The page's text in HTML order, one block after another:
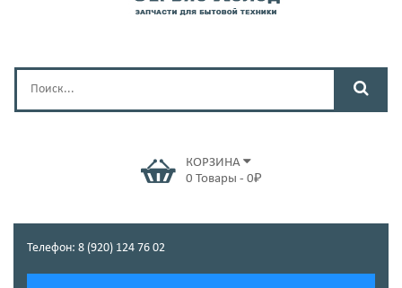
КОРЗИНА
0 Товары - 0₽
Телефон: 8 (920) 124 76 02